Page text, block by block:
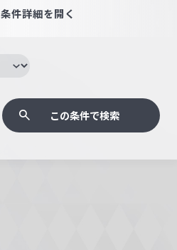
条件詳細を開く
この条件で検索